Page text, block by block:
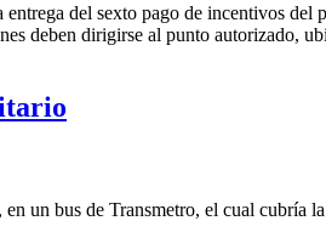
del sexto pago de incentivos del
deben dirigirse al punto autorizado,
un bus de Transmetro, el cual cubría